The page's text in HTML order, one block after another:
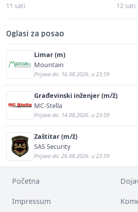
11 sati 12 sati
Oglasi za posao
Limar (m)
Mountain
Prijava do: 16.08.2026. u 23:59
Građevinski inženjer (m/ž)
MC-Stella
Prijava do: 14.08.2026. u 23:59
Zaštitar (m/ž)
SAS Security
Prijava do: 26.08.2026. u 23:59
Početna
Impressum